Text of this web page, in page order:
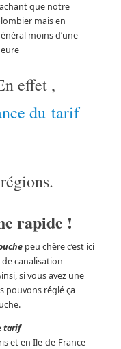
que notre
mais en
moins d’une
effet ,
du tarif
rapide !
peu chère c’est ici
canalisation
si vous avez une
pouvons réglé ça
tarif
et en Ile-de-France